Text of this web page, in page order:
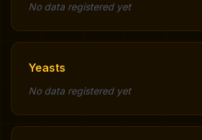
No data registered yet
Yeasts
No data registered yet